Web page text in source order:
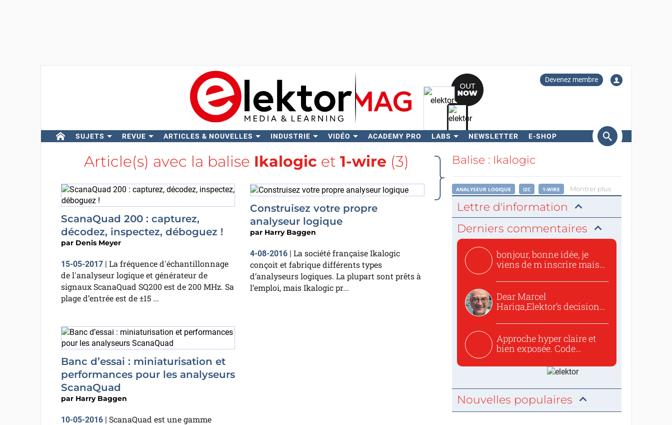
Devenez membre
SUJETS REVUE ARTICLES & NOUVELLES INDUSTRIE VIDÉO ACADEMY PRO LABS NEWSLETTER E-SHOP
Rechercher
Article(s) avec la balise Ikalogic et 1-wire (3)
ScanaQuad 200 : capturez,
décodez, inspectez, déboguez !
par Denis Meyer
15-05-2017| La fréquence d'échantillonnage
de l'analyseur logique et générateur de
signaux ScanaQuad SQ200 est de 200 MHz. Sa
plage d’entrée est de ±15 ...
Construisez votre propre
analyseur logique
par Harry Baggen
4-08-2016 | La société française Ikalogic
conçoit et fabrique différents types
d’analyseurs logiques. La plupart sont prêts à
l’emploi, mais Ikalogic pr...
Banc d’essai : miniaturisation et
performances pour les analyseurs
ScanaQuad
par Harry Baggen
10-05-2016| ScanaQuad est une gamme
Balise : Ikalogic
ANALYSEUR LOGIQUE I2C 1-WIRE Montrer plus
Lettre d'information
Derniers commentaires
bonjour, bonne idée, je
viens de m inscrire mais
Dear Marcel
Hariga,Elektor’s decision
Approche hyper claire et
bien exposée. Code
Nouvelles populaires